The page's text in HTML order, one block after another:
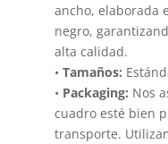
ancho, elaborada
negro,
alta calidad.
• Tamaños:
• Packaging: Nos
cuadro esté bien
transporte.